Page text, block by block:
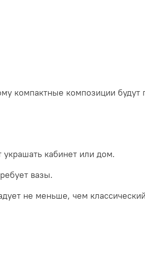
компактные композиции будут
кабинет или дом.
вазы.
не меньше, чем классический